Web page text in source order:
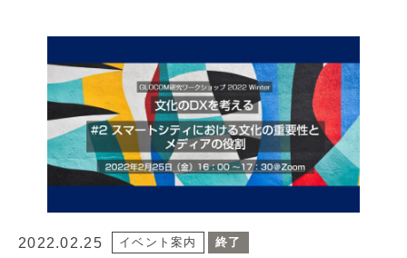
2022.02.25 イベント案内 終了